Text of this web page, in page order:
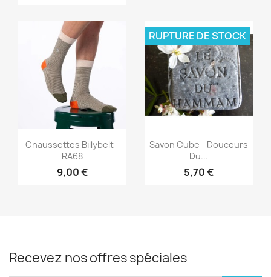
Aperçu rapide
Chaussettes Billybelt -
RA68
9,00 €
Aperçu rapide
Savon Cube - Douceurs
Du...
5,70 €
RUPTURE DE STOCK
Recevez nos offres spéciales